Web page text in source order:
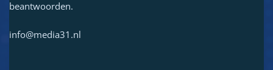
beantwoorden.
info@media31.nl